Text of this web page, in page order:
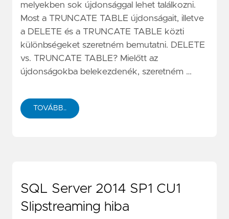
melyekben sok újdonsággal lehet találkozni.
Most a TRUNCATE TABLE újdonságait, illetve
a DELETE és a TRUNCATE TABLE közti
különbségeket szeretném bemutatni. DELETE
vs. TRUNCATE TABLE? Mielőtt az
újdonságokba belekezdenék, szeretném …
TOVÁBB..
SQL Server 2014 SP1 CU1
Slipstreaming hiba